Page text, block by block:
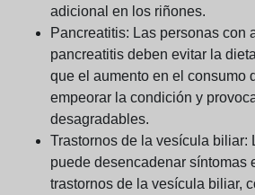
adicional en los riñones.
Pancreatitis: Las personas con
pancreatitis deben evitar la
que el aumento en el consumo
empeorar la condición y
desagradables.
Trastornos de la vesícula biliar:
puede desencadenar síntomas
trastornos de la vesícula biliar,